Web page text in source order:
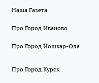
Наша Газета
Про Город Иваново
Про Город Йошкар-Ола
Про Город Курск